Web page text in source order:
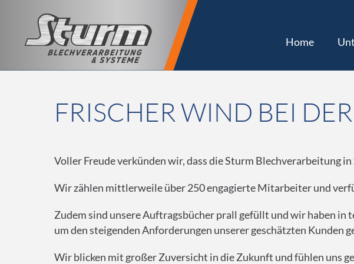
Home
FRISCHER WIND BEI
Voller Freude verkünden wir, dass die Sturm Blechverarbeitung
Wir zählen mittlerweile über 250 engagierte Mitarbeiter und
Zudem sind unsere Auftragsbücher prall gefüllt und wir haben
um den steigenden Anforderungen unserer geschätzten Kunden
Wir blicken mit großer Zuversicht in die Zukunft und fühlen uns